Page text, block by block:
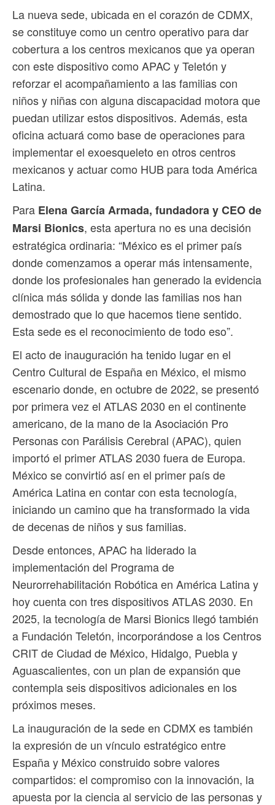
La nueva sede, ubicada en el corazón de CDMX,
se constituye como un centro operativo para dar
cobertura a los centros mexicanos que ya operan
con este dispositivo como APAC y Teletón y
reforzar el acompañamiento a las familias con
niños y niñas con alguna discapacidad motora que
puedan utilizar estos dispositivos. Además, esta
oficina actuará como base de operaciones para
implementar el exoesqueleto en otros centros
mexicanos y actuar como HUB para toda América
Latina.
Para Elena García Armada, fundadora y CEO de
Marsi Bionics, esta apertura no es una decisión
estratégica ordinaria: “México es el primer país
donde comenzamos a operar más intensamente,
donde los profesionales han generado la evidencia
clínica más sólida y donde las familias nos han
demostrado que lo que hacemos tiene sentido.
Esta sede es el reconocimiento de todo eso”.
El acto de inauguración ha tenido lugar en el
Centro Cultural de España en México, el mismo
escenario donde, en octubre de 2022, se presentó
por primera vez el ATLAS 2030 en el continente
americano, de la mano de la Asociación Pro
Personas con Parálisis Cerebral (APAC), quien
importó el primer ATLAS 2030 fuera de Europa.
México se convirtió así en el primer país de
América Latina en contar con esta tecnología,
iniciando un camino que ha transformado la vida
de decenas de niños y sus familias.
Desde entonces, APAC ha liderado la
implementación del Programa de
Neurorrehabilitación Robótica en América Latina y
hoy cuenta con tres dispositivos ATLAS 2030. En
2025, la tecnología de Marsi Bionics llegó también
a Fundación Teletón, incorporándose a los Centros
CRIT de Ciudad de México, Hidalgo, Puebla y
Aguascalientes, con un plan de expansión que
contempla seis dispositivos adicionales en los
próximos meses.
La inauguración de la sede en CDMX es también
la expresión de un vínculo estratégico entre
España y México construido sobre valores
compartidos: el compromiso con la innovación, la
apuesta por la ciencia al servicio de las personas y